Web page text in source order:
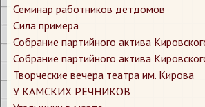
Семинар работников детдомов
Сила примера
Собрание партийного актива
Собрание партийного актива
Творческие вечера театра им. Кирова
У КАМСКИХ РЕЧНИКОВ